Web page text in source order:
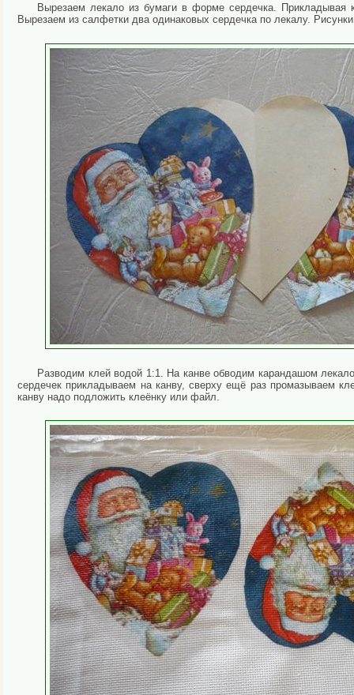
Вырезаем лекало из бумаги в форме сердечка.
Вырезаем из салфетки два одинаковых сердечка по лекалу.
Разводим клей водой 1:1. На канве обводим карандашом
сердечек прикладываем на канву, сверху ещё раз промазываем
канву надо подложить клеёнку или файл.